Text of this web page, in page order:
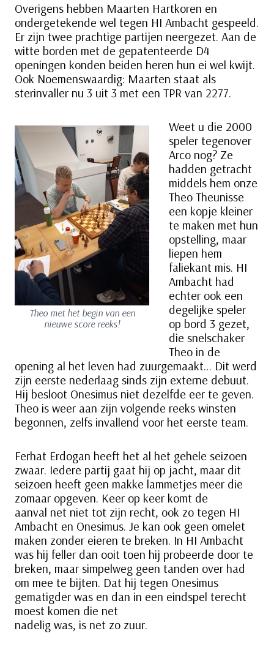
Overigens hebben Maarten Hartkoren en
ondergetekende wel tegen HI Ambacht gespeeld.
Er zijn twee prachtige partijen neergezet. Aan de
witte borden met de gepatenteerde D4
openingen konden beiden heren hun ei wel kwijt.
Ook Noemenswaardig: Maarten staat als
sterinvaller nu 3 uit 3 met een TPR van 2277.
Theo met het begin van een
nieuwe score reeks!
Weet u die 2000
speler tegenover
Arco nog? Ze
hadden getracht
middels hem onze
Theo Theunisse
een kopje kleiner
te maken met hun
opstelling, maar
liepen hem
faliekant mis. HI
Ambacht had
echter ook een
degelijke speler
op bord 3 gezet,
die snelschaker
Theo in de
opening al het leven had zuurgemaakt… Dit werd
zijn eerste nederlaag sinds zijn externe debuut.
Hij besloot Onesimus niet dezelfde eer te geven.
Theo is weer aan zijn volgende reeks winsten
begonnen, zelfs invallend voor het eerste team.
Ferhat Erdogan heeft het al het gehele seizoen
zwaar. Iedere partij gaat hij op jacht, maar dit
seizoen heeft geen makke lammetjes meer die
zomaar opgeven. Keer op keer komt de
aanval net niet tot zijn recht, ook zo tegen HI
Ambacht en Onesimus. Je kan ook geen omelet
maken zonder eieren te breken. In HI Ambacht
was hij feller dan ooit toen hij probeerde door te
breken, maar simpelweg geen tanden over had
om mee te bijten. Dat hij tegen Onesimus
gematigder was en dan in een eindspel terecht
moest komen die net
nadelig was, is net zo zuur.